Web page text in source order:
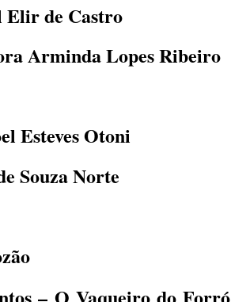
de Castro
Arminda Lopes Ribeiro
Esteves Otoni
Souza Norte